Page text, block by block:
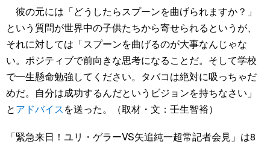
彼の元には「どうしたらスプーンを曲げられますか？」
という質問が世界中の子供たちから寄せられるというが、
それに対しては「スプーンを曲げるのが大事なんじゃな
い。ポジティブで前向きな思考になることだ。そして学校
で一生懸命勉強してください。タバコは絶対に吸っちゃだ
めだ。自分は成功するんだというビジョンを持ちなさい」
とアドバイスを送った。（取材・文：壬生智裕）
「緊急来日！ユリ・ゲラーVS矢追純一超常記者会見」は8